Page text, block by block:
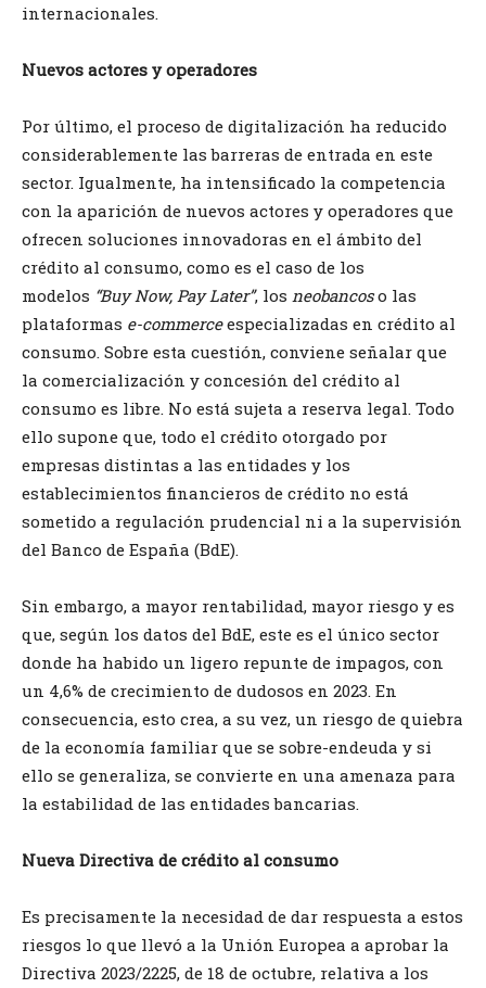
internacionales.
Nuevos actores y operadores
Por último, el proceso de digitalización ha reducido
considerablemente las barreras de entrada en este
sector. Igualmente, ha intensificado la competencia
con la aparición de nuevos actores y operadores que
ofrecen soluciones innovadoras en el ámbito del
crédito al consumo, como es el caso de los
modelos “Buy Now, Pay Later”, los neobancoso las
plataformas e-commerceespecializadas en crédito al
consumo. Sobre esta cuestión, conviene señalar que
la comercialización y concesión del crédito al
consumo es libre. No está sujeta a reserva legal. Todo
ello supone que, todo el crédito otorgado por
empresas distintas a las entidades y los
establecimientos financieros de crédito no está
sometido a regulación prudencial ni a la supervisión
del Banco de España (BdE).
Sin embargo, a mayor rentabilidad, mayor riesgo y es
que, según los datos del BdE, este es el único sector
donde ha habido un ligero repunte de impagos, con
un 4,6% de crecimiento de dudosos en 2023. En
consecuencia, esto crea, a su vez, un riesgo de quiebra
de la economía familiar que se sobre-endeuda y si
ello se generaliza, se convierte en una amenaza para
la estabilidad de las entidades bancarias.
Nueva Directiva de crédito al consumo
Es precisamente la necesidad de dar respuesta a estos
riesgos lo que llevó a la Unión Europea a aprobar la
Directiva 2023/2225, de 18 de octubre, relativa a los